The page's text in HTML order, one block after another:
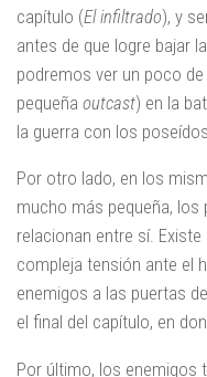
capítulo (El infiltrado), y
antes de que logre bajar
podremos ver un poco
pequeña outcast) en la
la guerra con los poseídos.
Por otro lado, en los
mucho más pequeña,
relacionan entre sí.
compleja tensión ante el
enemigos a las puertas
el final del capítulo, en
Por último, los enemigos